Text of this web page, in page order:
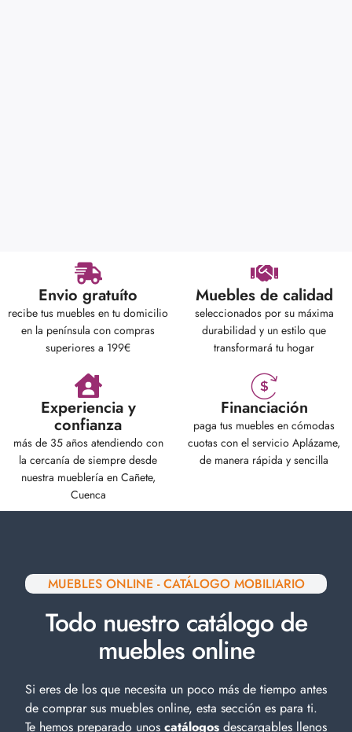
Envio gratuíto
recibe tus muebles en tu domicilio
en la península con compras
superiores a 199€
Muebles de calidad
seleccionados por su máxima
durabilidad y un estilo que
transformará tu hogar
Experiencia y
confianza
más de 35 años atendiendo con
la cercanía de siempre desde
nuestra mueblería en Cañete,
Cuenca
Financiación
paga tus muebles en cómodas
cuotas con el servicio Aplázame,
de manera rápida y sencilla
MUEBLES ONLINE - CATÁLOGO MOBILIARIO
Todo nuestro catálogo de
muebles online
Si eres de los que necesita un poco más de tiempo antes
de comprar sus muebles online, esta sección es para ti.
Te hemos preparado unos catálogos descargables llenos